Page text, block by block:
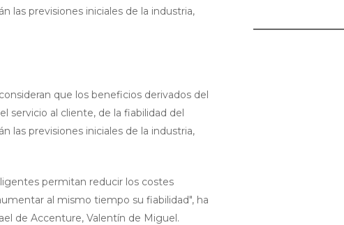
las previsiones iniciales de la industria,
que los beneficios derivados del
servicio al cliente, de la fiabilidad del
las previsiones iniciales de la industria,
permitan reducir los costes
al mismo tiempo su fiabilidad", ha
de Accenture, Valentín de Miguel.